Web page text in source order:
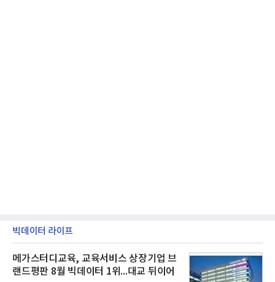
빅데이터 라이프
메가스터디교육, 교육서비스 상장기업 브
랜드평판 8월 빅데이터 1위...대교 뒤이어